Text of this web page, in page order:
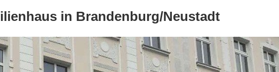
in Brandenburg/Neustadt